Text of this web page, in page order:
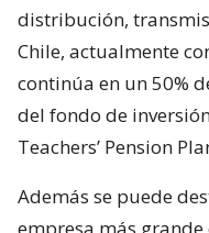
distribución,
Chile, actualmente
continúa en un 50%
del fondo de
Teachers’ Pension
Además se puede
empresa más